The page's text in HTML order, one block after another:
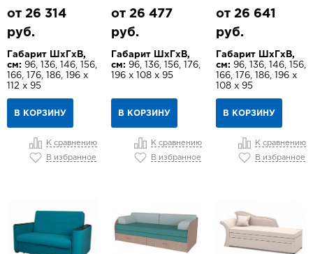
от 26 314
руб.
Габарит ШхГхВ,
см: 96, 136, 146, 156,
166, 176, 186, 196 х
112 х 95
В КОРЗИНУ
К сравнению
В избранное
от 26 477
руб.
Габарит ШхГхВ,
см: 96, 136, 156, 176,
196 х 108 х 95
В КОРЗИНУ
К сравнению
В избранное
от 26 641
руб.
Габарит ШхГхВ,
см: 96, 136, 146, 156,
166, 176, 186, 196 х
108 х 95
В КОРЗИНУ
К сравнению
В избранное